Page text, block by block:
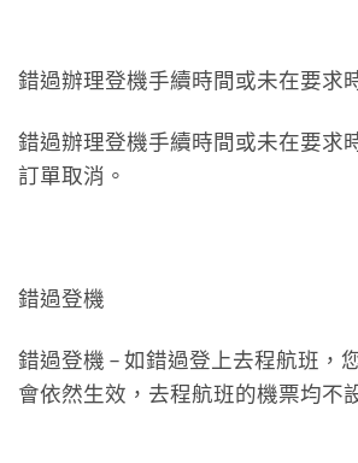
錯過辦理登機手續時間或未在要求
錯過辦理登機手續時間或未在要求
訂單取消。
錯過登機
錯過登機 – 如錯過登上去程航班，
會依然生效，去程航班的機票均不